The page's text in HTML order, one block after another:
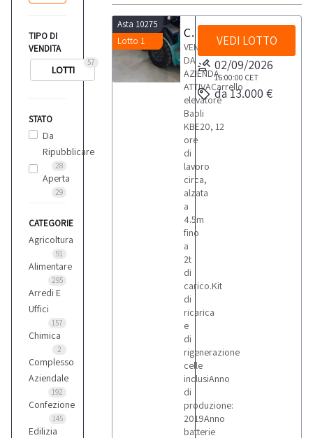
TIPO DI
VENDITA
57
LOTTI
STATO
Da
Ripubblicare
28
Aperta
29
CATEGORIE
Agricoltura
91
Alimentare
295
Arredi E
Uffici
157
Chimica
2
Complesso
Aziendale
192
Confezione
145
Edilizia
Asta 10275
Lotto 1
Carrello elevatore Baoli
VENDITA
DA
AZIENDA
ATTIVACarrello
elevatore
Baoli
KBE20, 12
ore
di
lavoro
circa,
alzata
a
4.5m
fino
a
2t
di
carico.Kit
di
ricarica
e
di
rigenerazione
celle
inclusiAnno
di
produzione:
2019Anno
batterie
VEDI LOTTO
02/09/2026
16:00:00 CET
da 13.000 €